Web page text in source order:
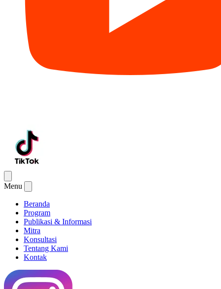
Menu
Beranda
Program
Publikasi & Informasi
Mitra
Konsultasi
Tentang Kami
Kontak